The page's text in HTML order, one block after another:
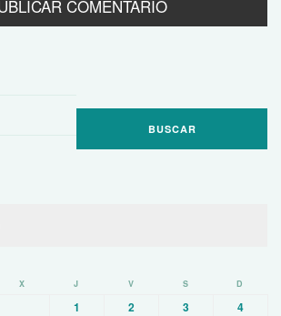
X J V S D
1 2 3
4